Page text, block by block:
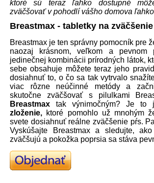
ktoré sú teraz ľahko dostupné
zväčšovať v pohodlí vášho domova
Breastmax - tabletky na
Breastmax je ten správny pomocník pre
naozaj krásnom, veľkom a pevnom
jedinečnej kombinácii prírodných látok,
sebe obsahuje môžete teraz jeho
dosiahnuť to, o čo sa tak vytrvalo
viac rôzne neúčinné metódy a
skutočne zväčšovať s pilulkami
Breastmax tak výnimočným? Je to
zloženie, ktoré pomohlo už mnohým
svete dosiahnuť reálne zväčšenie pŕs.
Vyskúšajte Breastmax a sledujte,
zväčšujú a pokožka poprsia sa stáva